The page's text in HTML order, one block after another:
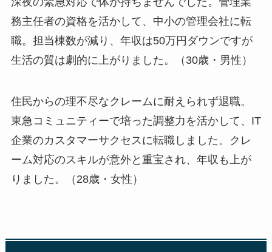
務主任者の資格を活かして、中小の管理会社に転
職。担当棟数が減り、年収は50万円ダウンですが
生活の質は劇的に上がりました。（30歳・男性）
住民からの理不尽なクレームに耐えられず退職。
東急コミュニティーで培った調整力を活かして、IT
企業のカスタマーサクセスに転職しました。クレ
ーム対応のスキルが意外と重宝され、年収も上が
りました。（28歳・女性）